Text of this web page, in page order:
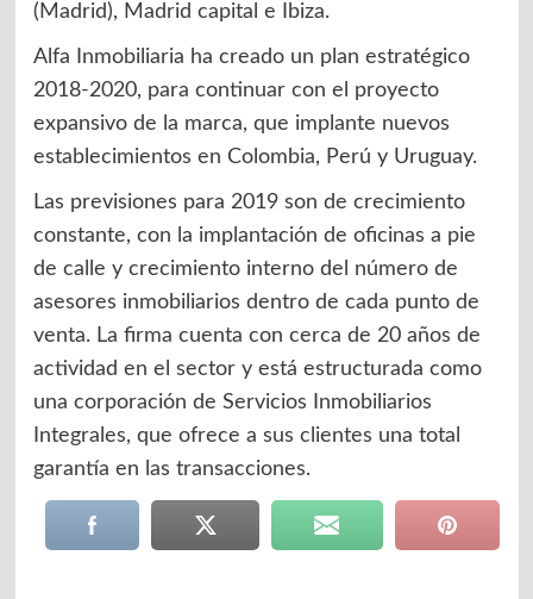
(Madrid), Madrid capital e Ibiza.
Alfa Inmobiliaria ha creado un plan estratégico
2018-2020, para continuar con el proyecto
expansivo de la marca, que implante nuevos
establecimientos en Colombia, Perú y Uruguay.
Las previsiones para 2019 son de crecimiento
constante, con la implantación de oficinas a pie
de calle y crecimiento interno del número de
asesores inmobiliarios dentro de cada punto de
venta. La firma cuenta con cerca de 20 años de
actividad en el sector y está estructurada como
una corporación de Servicios Inmobiliarios
Integrales, que ofrece a sus clientes una total
garantía en las transacciones.